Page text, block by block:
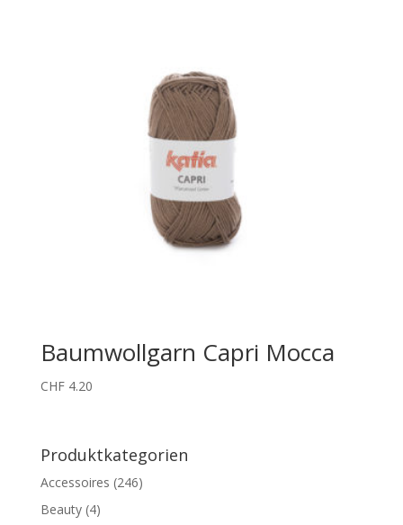
Baumwollgarn Capri Mocca
CHF4.20
Produktkategorien
Accessoires (246)
Beauty (4)